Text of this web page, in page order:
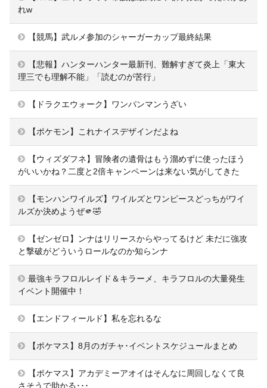
れw
【競馬】武ルメ参加のシャーガーカップ最終結果
【悲報】ハンターハンター最新刊、難解すぎて炎上「東大
理三でも理解不能」「読むのが苦行」
【ドラクエウォーク】ワンパンマンうざい
【ポケモン】これナイスデザインだよね
【ウィズダフネ】冒険者の遺骨はもう溜めずに使ったほう
がいいかね？二度と2倍キャンペーンは来ない気がしてきた
【モンハンワイルズ】ワイルズとワンピースどっちがワイ
ルズか決めようぜ🫵🤣
【ゼンゼロ】ンナはリリースからやってるけど 未だに強攻
と撃破がどういうロールなのか知らンナ
最強キラフロルレイド＆キラーメ、キラフロルの大量発生
イベント開催中！
【エンドフィールド】私を忘れるな
【ポケマス】8月のガチャ･イベントスケジュールまとめ
【ポケマス】アカデミーアオイはそんなに周回しなくて良
さそうで助かる･･･